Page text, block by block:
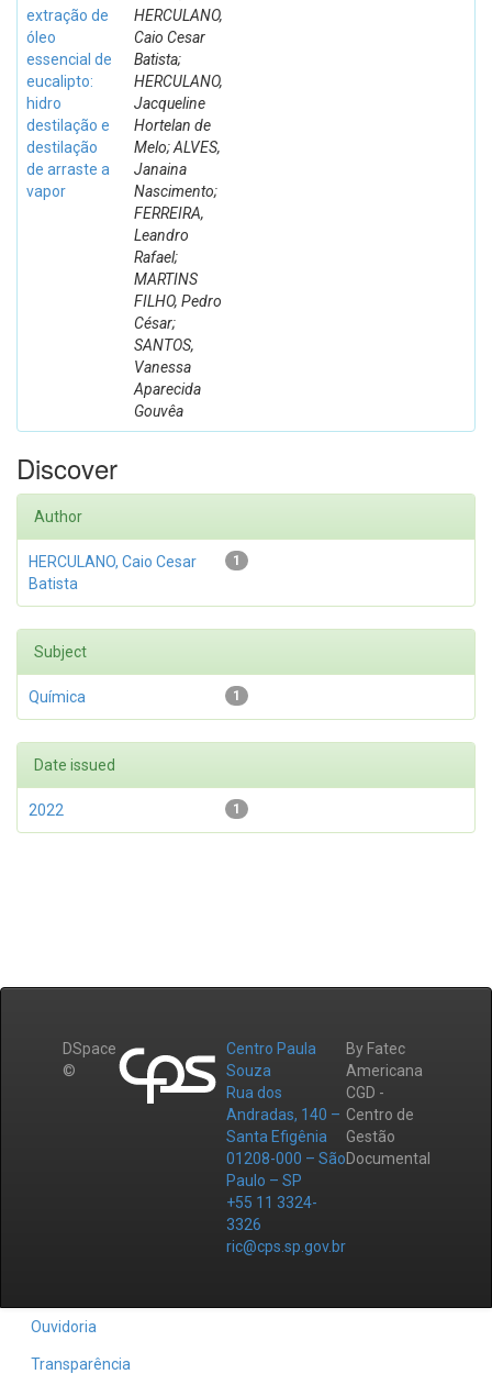
extração de
óleo
essencial de
eucalipto:
hidro
destilação e
destilação
de arraste a
vapor
HERCULANO,
Caio Cesar
Batista;
HERCULANO,
Jacqueline
Hortelan de
Melo; ALVES,
Janaina
Nascimento;
FERREIRA,
Leandro
Rafael;
MARTINS
FILHO, Pedro
César;
SANTOS,
Vanessa
Aparecida
Gouvêa
Discover
Author
1
HERCULANO, Caio Cesar
Batista
Subject
1
Química
Date issued
1
2022
DSpace
©
Centro Paula
Souza
Rua dos
Andradas, 140 –
Santa Efigênia
01208-000 – São
Paulo – SP
+55 11 3324-
3326
ric@cps.sp.gov.br
By Fatec
Americana
CGD -
Centro de
Gestão
Documental
Ouvidoria
Transparência